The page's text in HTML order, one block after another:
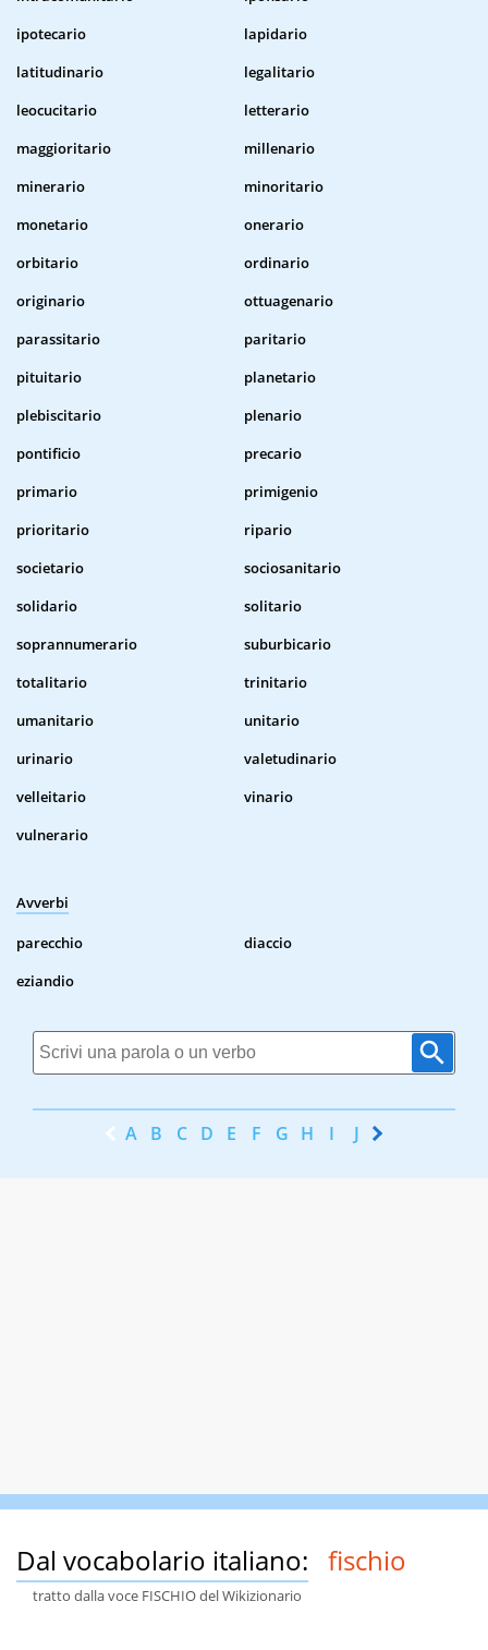
ipotecario
lapidario
latitudinario
legalitario
leocucitario
letterario
maggioritario
millenario
minerario
minoritario
monetario
onerario
orbitario
ordinario
originario
ottuagenario
parassitario
paritario
pituitario
planetario
plebiscitario
plenario
pontificio
precario
primario
primigenio
prioritario
ripario
societario
sociosanitario
solidario
solitario
soprannumerario
suburbicario
totalitario
trinitario
umanitario
unitario
urinario
valetudinario
velleitario
vinario
vulnerario
Avverbi
parecchio
diaccio
eziandio
A B C D E F G H I J K
Dal vocabolario italiano: fischio
tratto dalla voce FISCHIO del Wikizionario